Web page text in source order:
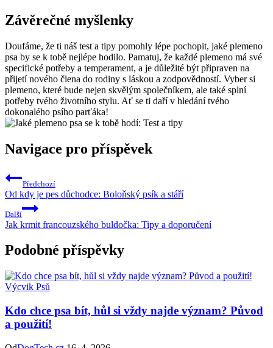
Závěrečné myšlenky
Doufáme, že ti náš test a tipy pomohly lépe ‌pochopit, jaké plemeno
psa by se k⁤ tobě ⁣nejlépe hodilo. Pamatuj, že každé plemeno má své ​
specifické potřeby a temperament, ‌a je důležité být připraven ​na
přijetí nového člena ‌do rodiny⁣ s láskou⁢ a zodpovědností. Vyber si‍
plemeno, které bude ⁤nejen skvělým společníkem,⁤ ale také⁣ splní
potřeby tvého životního ​stylu. Ať se ti daří⁢ v ⁣hledání tvého
dokonalého psího parťáka!
Navigace pro příspěvek
Předchozí
Od kdy je pes důchodce: Boloňský psík a stáří
Další
Jak krmit francouzského buldočka: Tipy a doporučení
Podobné příspěvky
Výcvik Psů
Kdo chce psa bít, hůl si vždy najde význam? Původ
a použití!